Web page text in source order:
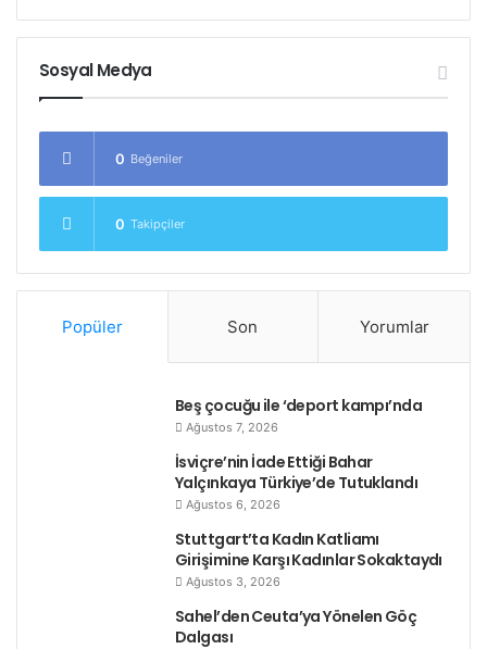
İran’ın Meşhed kentinde Aralık ayında başlayan,
ardından İsfahan’ın da aralarında bulunduğu birçok
hayatını kaybetmişti.
Sosyal Medya
0 Beğeniler
0 Takipçiler
Popüler Son Yorumlar
Beş çocuğu ile ‘deport kampı’nda
Ağustos 7, 2026
İsviçre’nin İade Ettiği Bahar
Yalçınkaya Türkiye’de Tutuklandı
Ağustos 6, 2026
Stuttgart’ta Kadın Katliamı
Girişimine Karşı Kadınlar Sokaktaydı
Ağustos 3, 2026
Sahel’den Ceuta’ya Yönelen Göç
Dalgası